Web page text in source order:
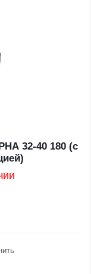
32-40 180 (с